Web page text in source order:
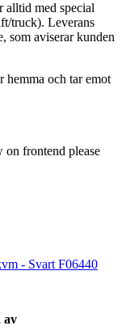
alltid med special
truck). Leverans
som aviserar kunden
hemma och tar emot
on frontend please
- Svart F06440
av